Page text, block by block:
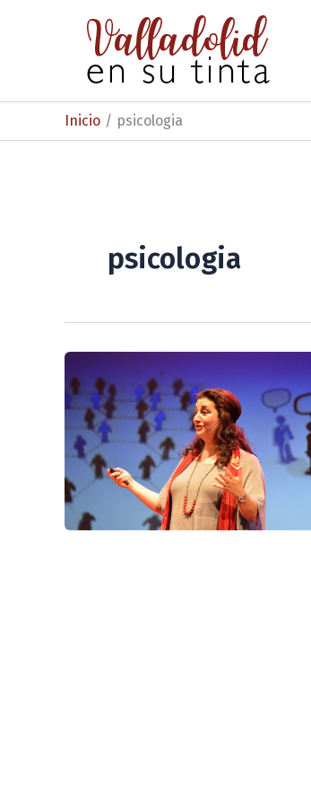
Inicio psicologia
psicologia